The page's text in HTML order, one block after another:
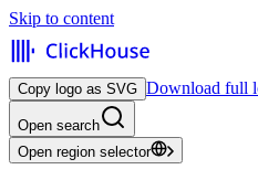
Skip to content
Copy logo as SVG Download full
Open search
Open region selector